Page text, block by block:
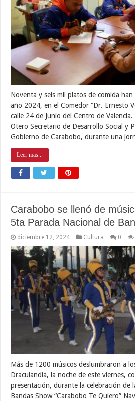
Noventa y seis mil platos de comida
año 2024, en el Comedor “Dr. Ernesto
calle 24 de Junio del Centro de
Otero Secretario de Desarrollo Social y
Gobierno de Carabobo, durante una
Leer mas...
Carabobo se llenó de
5ta Parada Nacional de
diciembre 12, 2024 Cultura 0
Más de 1200 músicos deslumbraron a
Draculandia, la noche de este viernes,
presentación, durante la celebración de
Bandas Show “Carabobo Te Quiero”